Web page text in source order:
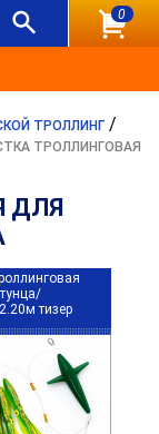
0
ТРОЛЛИНГ /
ТРОЛЛИНГОВАЯ
ДЛЯ
тизер